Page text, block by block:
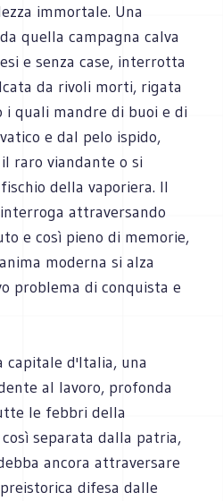
immortale. Una
quella campagna calva
e senza case, interrotta
da rivoli morti, rigata
i quali mandre di buoi e di
e dal pelo ispido,
raro viandante o si
della vaporiera. Il
attraversando
e così pieno di memorie,
moderna si alza
problema di conquista e
capitale d'Italia, una
al lavoro, profonda
le febbri della
separata dalla patria,
ancora attraversare
difesa dalle